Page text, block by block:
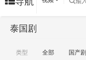
泰国剧
类型 全部 国产剧